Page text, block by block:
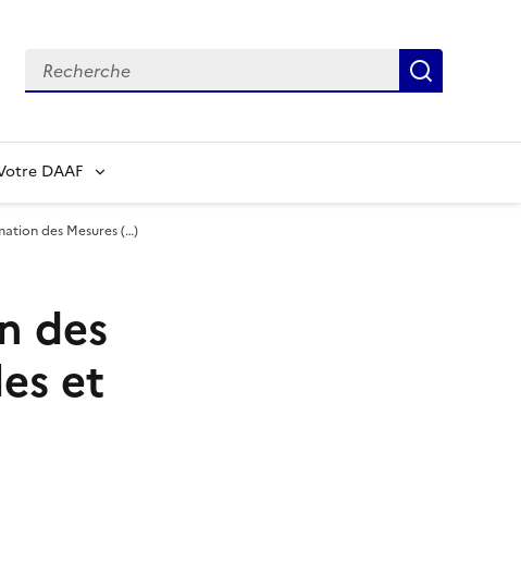
Recherche
DAAF
des Mesures (…)
des
et